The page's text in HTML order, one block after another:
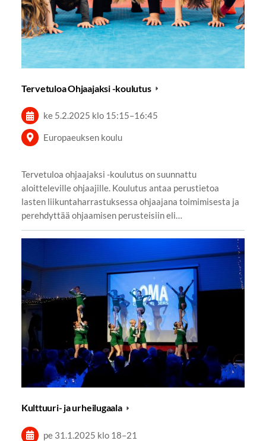
Tervetuloa Ohjaajaksi -koulutus
ke 5.2.2025 klo 15:15–16:45
Europaeuksen koulu
Tervetuloa ohjaajaksi -koulutus on suunnattu
aloitteleville ohjaajille. Koulutus antaa perustietoa
lasten liikuntaharrastuksessa ohjaajana toimimisesta ja
perehdyttää ohjaamisen perusteisiin eli…
Kulttuuri- ja urheilugaala
pe 31.1.2025 klo 18–21